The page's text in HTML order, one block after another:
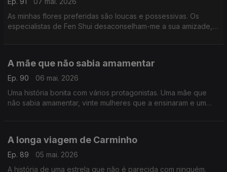
As minhas flores preferidas são loucas e possessivas. Os
especialistas de Fen Shui desaconselham-me a sua amizade,
A mãe que não sabia amamentar
Ep. 90
06 mai. 2026
Uma história bonita com vários protagonistas. Uma mãe que
não sabia amamentar, vinte mulheres que a ensinaram e um
A longa viagem de Carminho
Ep. 89
05 mai. 2026
A história de uma estrela que não é parecida com ninguém.